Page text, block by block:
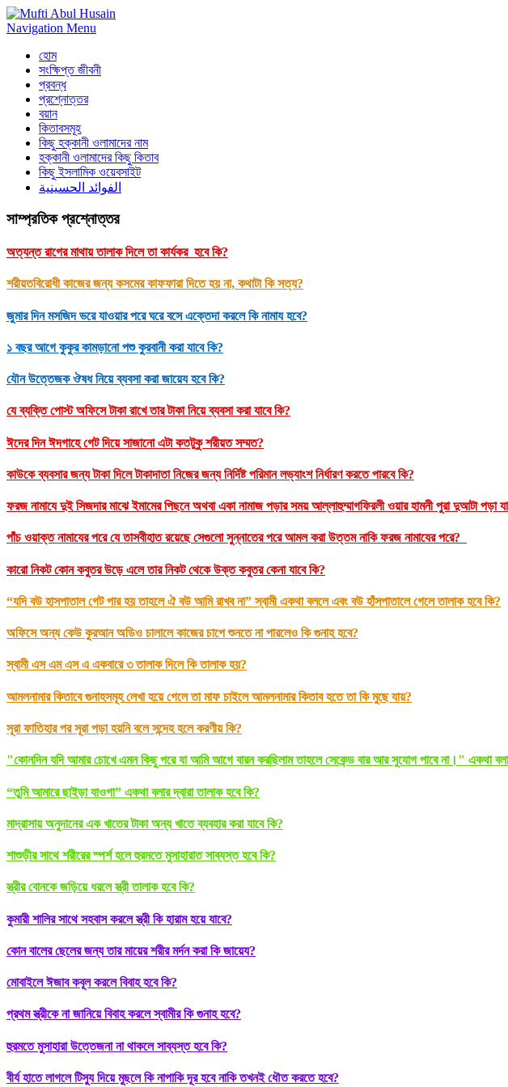
Navigation Menu
হোম
সংক্ষিপ্ত জীবনী
প্রবন্ধ
প্রশ্নোত্তর
বয়ান
কিতাবসমূহ
কিছু হক্কানী ওলামাদের নাম
হক্কানী ওলামাদের কিছু কিতাব
কিছু ইসলামিক ওয়েবসাইট
الفوائد الحسينية
সাম্প্রতিক প্রশ্নোত্তর
অত্যন্ত রাগের মাথায় তালাক দিলে তা কার্যকর হবে কি?
শরীয়তবিরোধী কাজের জন্য কসমের কাফফারা দিতে হয় না, কথাটা কি সত্য?
জুমার দিন মসজিদ ভরে যাওয়ার পরে ঘরে বসে এক্তেদা করলে কি নামায হবে?
১ বছর আগে কুকুর কামড়ানো পশু কুরবানী করা যাবে কি?
যৌন উত্তেজক ঔষধ নিয়ে ব্যবসা করা জায়েয হবে কি?
যে ব্যক্তি পোস্ট অফিসে টাকা রাখে তার টাকা নিয়ে ব্যবসা করা যাবে কি?
ঈদের দিন ঈদগাহে গেট দিয়ে সাজানো এটা কতটুকু শরীয়ত সম্মত?
কাউকে ব্যবসার জন্য টাকা দিলে টাকাদাতা নিজের জন্য নির্দিষ্ট পরিমান লভ্যাংশ নির্ধারণ করতে পারবে কি?
ফরজ নামাযে দুই সিজদার মাঝে ইমামের পিছনে অথবা একা নামাজ পড়ার সময় আল্লাহুম্মাগফিরলী ওয়ার হামনী পুরা দুআটা পড়া
পাঁচ ওয়াক্ত নামাযের পরে যে তাসবীহাত রয়েছে সেগুলো সুন্নাতের পরে আমল করা উত্তম নাকি ফরজ নামাযের পরে?
কারো নিকট কোন কবুতর উড়ে এলে তার নিকট থেকে উক্ত কবুতর কেনা যাবে কি?
“যদি বউ হাসপাতাল গেট পার হয় তাহলে ঐ বউ আমি রাখব না” স্বামী একথা বললে এবং বউ হাঁসপাতালে গেলে তালাক হবে কি?
অফিসে অন্য কেউ কুরআন অডিও চালালে কাজের চাপে শুনতে না পারলেও কি গুনাহ হবে?
স্বামী এস এম এস এ একবারে ৩ তালাক দিলে কি তালাক হয়?
আমলনামার কিতাবে গুনাহসমূহ লেখা হয়ে গেলে তা মাফ চাইলে আমলনামার কিতাব হতে তা কি মুছে যায়?
সূরা ফাতিহার পর সূরা পড়া হয়নি বলে সন্দেহ হলে করণীয় কি?
"কোনদিন যদি আমার চোখে এমন কিছু পরে যা আমি আগে বারন করছিলাম তাহলে সেকেন্ড বার আর সুযোগ পাবে না।" একথা
“তুমি আমারে ছাইড়া যাওগা” একথা বলার দ্বারা তালাক হবে কি?
মাদ্রাসায় অনুদানের এক খাতের টাকা অন্য খাতে ব্যবহার করা যাবে কি?
শাশুড়ীর সাথে শরীরের স্পর্শ হলে হুরমতে মুসাহারাত সাব্যস্ত হবে কি?
স্ত্রীর বোনকে জড়িয়ে ধরলে স্ত্রী তালাক হবে কি?
কুমারী শালির সাথে সহবাস করলে স্ত্রী কি হারাম হয়ে যাবে?
কোন বালের ছেলের জন্য তার মায়ের শরীর মর্দন করা কি জায়েয?
মোবাইলে ঈজাব কবূল করলে বিবাহ হবে কি?
প্রথম স্ত্রীকে না জানিয়ে বিবাহ করলে স্বামীর কি গুনাহ হবে?
হুরমতে মুসাহারা উত্তেজনা না থাকলে সাব্যস্ত হবে কি?
বীর্য হাতে লাগলে টিস্যু দিয়ে মুছলে কি নাপাকি দূর হবে নাকি তখনই ধৌত করতে হবে?